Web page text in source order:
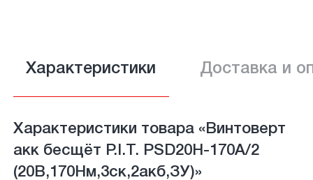
Характеристики Доставка и
Характеристики товара «Винтоверт
акк бесщёт P.I.T. PSD20Н-170A/2
(20B,170Нм,3ск,2акб,ЗУ)»